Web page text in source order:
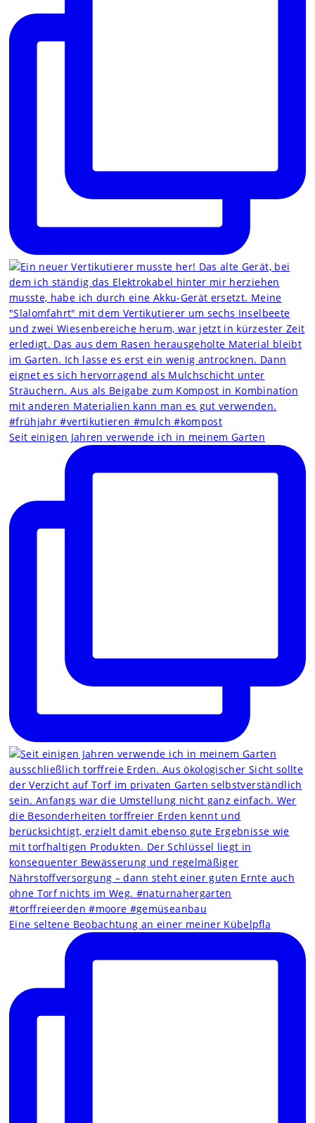
Seit einigen Jahren verwende ich in meinem Garten
Eine seltene Beobachtung an einer meiner Kübelpfla